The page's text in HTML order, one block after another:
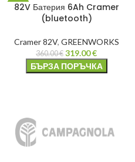
-11%
82V Батерия 6Ah Cramer
(bluetooth)
Cramer 82V, GREENWORKS
360.00€ 319.00€
БЪРЗА ПОРЪЧКА